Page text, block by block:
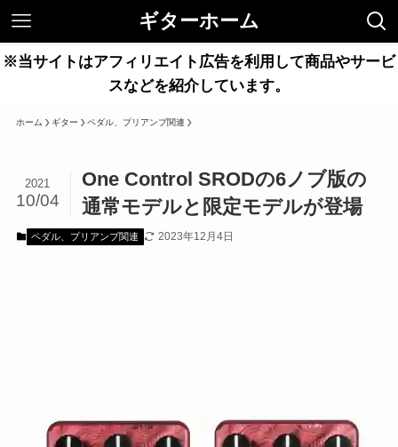
ギターホーム
※当サイトはアフィリエイト広告を利用して商品やサービ
スなどを紹介しています。
ホーム ギター ペダル、プリアンプ関連
One Control SRODの6ノブ版の
通常モデルと限定モデルが登場
2021
10/04
ペダル、プリアンプ関連 2023年12月4日